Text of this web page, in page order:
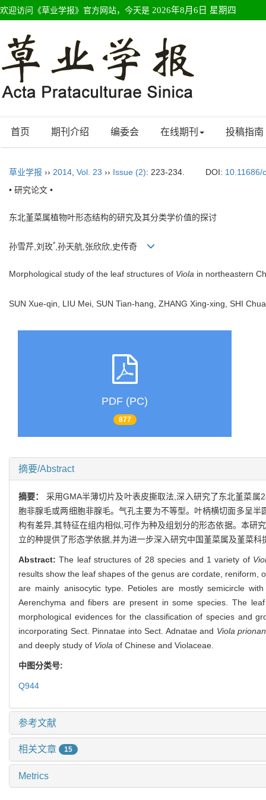
欢迎访问《草业学报》官方网站，今天是 2026年8月6日 星期四
首页 期刊介绍 编委会 在线期刊 投稿指南
草业学报 ›› 2014 Vol. 23 ›› Issue (2): 223-234. DOI: 10.11686/
• 研究论文 •
东北堇菜属植物叶形态结构的研究及其分类学价值的探讨
孙雪芹,刘玫*,孙天航,张欣欣,史传奇
Morphological study of the leaf structures of Viola in northeastern
SUN Xue-qin, LIU Mei, SUN Tian-hang, ZHANG Xing-xing, SHI
PDF (PC)
877
摘要/Abstract
摘要： 采用GMA半薄切片及叶表皮撕取法,深入研究了东北堇菜
胞非腺毛或两细胞非腺毛。气孔主要为不等型。叶柄横切面多呈
构有差异,其特征在组内相似,可作为种及组划分的形态依据。本研
立的种提供了形态学依据,并为进一步深入研究中国堇菜属及堇菜科
Abstract:The leaf structures of 28 species and 1 variety of
results show the leaf shapes of the genus are cordate, reniform,
are mainly anisocytic type. Petioles are mostly semicircle
Aerenchyma and fibers are present in some species. The
morphological evidences for the classification of species and
incorporating Sect. Pinnatae into Sect. Adnatae and Viola
and deeply study of Viola of Chinese and Violaceae.
中图分类号:
Q944
参考文献
相关文章 15
Metrics